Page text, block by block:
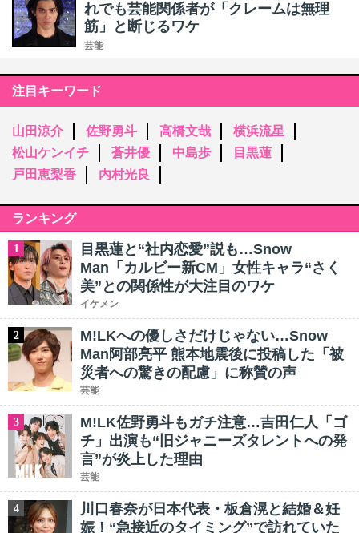
れでも芸能関係者が「クレームは無理
筋」と断じるワケ
芸能
注目キーワード
山田涼介 佐野勇斗 高橋文哉
横浜流星
松山ケンイチ
蒼井優 中島歩
目黒蓮
戸田恵梨香
内村光良
ランキング
1
目黒蓮と“社内恋愛”説も…Snow
Man「カルビー新CM」女性キャラ“さく
美”との関係性が大注目のワケ
イケメン
2
M!LKへの優しさだけじゃない…Snow
Man阿部亮平 熊本地震後に投稿した「被
災者への驚きの配慮」に称賛の声
芸能
3
M!LK佐野勇斗もガチ注意…吉田仁人「ゴ
チ」出演も“旧ジャニーズタレントへの発
言”が炎上した理由
芸能
4
川口春奈が日本代表・板倉滉と結婚＆妊
娠！“急接近のタイミング”で訪れていた